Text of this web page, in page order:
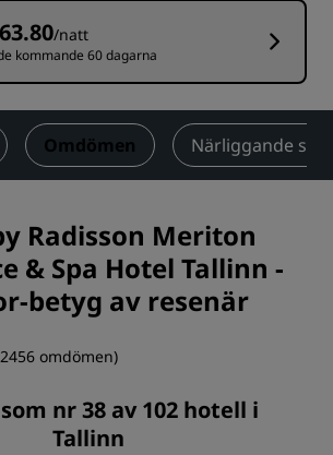
/natt
kommande 60 dagarna
Omdömen Närliggande
Radisson Meriton
& Spa Hotel Tallinn -
betyg av resenär
omdömen)
nr 38 av 102 hotell i
Tallinn